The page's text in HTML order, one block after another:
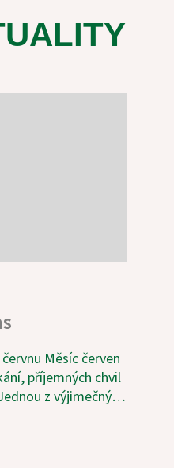
Měsíc červen
příjemných chvil
z výjimečných
Návštěvníci si